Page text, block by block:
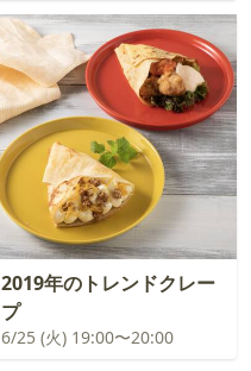
2019年のトレンドクレー
プ
6/25 (火) 19:00〜20:00